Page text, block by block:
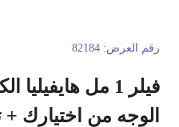
العرض: 82184
فيلر 1 مل هايفيليا
من اختيارك +